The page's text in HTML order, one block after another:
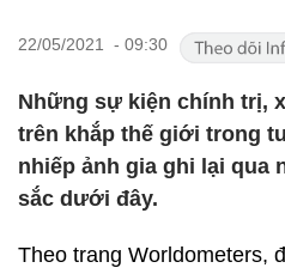
22/05/2021 - 09:30
Những sự kiện chính trị,
trên khắp thế giới trong
nhiếp ảnh gia ghi lại qua
sắc dưới đây.
Theo trang Worldometers,